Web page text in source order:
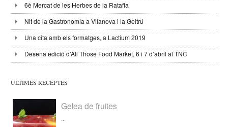
6è Mercat de les Herbes de la Ratafia
Nit de la Gastronomia a Vilanova i la Geltrú
Una cita amb els formatges, a Lactium 2019
Desena edició d’All Those Food Market, 6 i 7 d’abril al TNC
ÚLTIMES RECEPTES
Gelea de fruites
...